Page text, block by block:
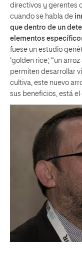
directivos y gerentes
cuando se habla de
que dentro de un
elementos
fuese un estudio
‘golden rice’, “un
permiten desarrollar
cultiva, este nuevo
sus beneficios, está el